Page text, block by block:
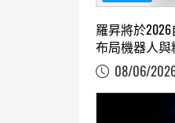
羅昇將於
布局機器人
08/06/